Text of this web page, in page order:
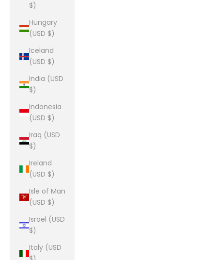
$)
Hungary
(USD $)
Iceland
(USD $)
India (USD
$)
Indonesia
(USD $)
Iraq (USD
$)
Ireland
(USD $)
Isle of Man
(USD $)
Israel (USD
$)
Italy (USD